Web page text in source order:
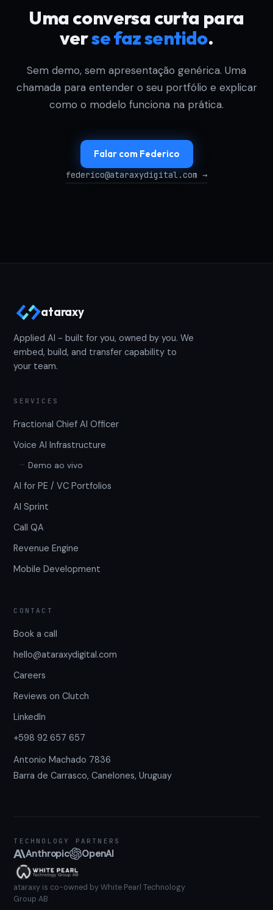
Uma conversa curta para
verse faz sentido.
Sem demo, sem apresentação genérica. Uma
chamada para entender o seu portfólio e explicar
como o modelo funciona na prática.
Falar com Federico
federico@ataraxydigital.com →
ataraxy
Applied AI - built for you, owned by you. We
embed, build, and transfer capability to
your team.
SERVICES
Fractional Chief AI Officer
Voice AI Infrastructure
Demo ao vivo
AI for PE / VC Portfolios
AI Sprint
Call QA
Revenue Engine
Mobile Development
CONTACT
Book a call
hello@ataraxydigital.com
Careers
Reviews on Clutch
LinkedIn
+598 92 657 657
Antonio Machado 7836
Barra de Carrasco, Canelones, Uruguay
TECHNOLOGY PARTNERS
Anthropic OpenAI
ataraxy is co-owned by White Pearl Technology
Group AB